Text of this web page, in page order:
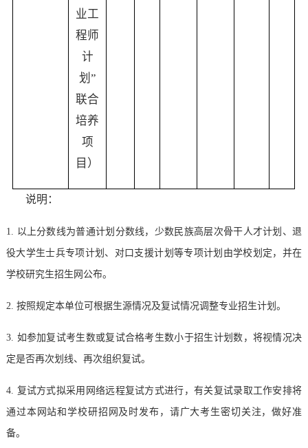
业工
程师
计
划 ”
联合
培养
项
目）
说明：
1. 以上分数线为普通计划分数线，少数民族高层次骨干人才计划、退
役大学生士兵专项计划、对口支援计划等专项计划由学校划定，并在
学校研究生招生网公布。
2. 按照规定本单位可根据生源情况及复试情况调整专业招生计划。
3. 如参加复试考生数或复试合格考生数小于招生计划数，将视情况决
定是否再次划线、再次组织复试。
4. 复试方式拟采用网络远程复试方式进行，有关复试录取工作安排将
通过本网站和学校研招网及时发布，请广大考生密切关注，做好准
备。